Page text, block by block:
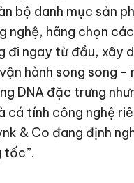
bộ danh mục sản
nghệ, hãng chọn
đi ngay từ đầu, xây
hành song song -
DNA đặc trưng
cá tính công nghệ
& Co đang định
tốc”.